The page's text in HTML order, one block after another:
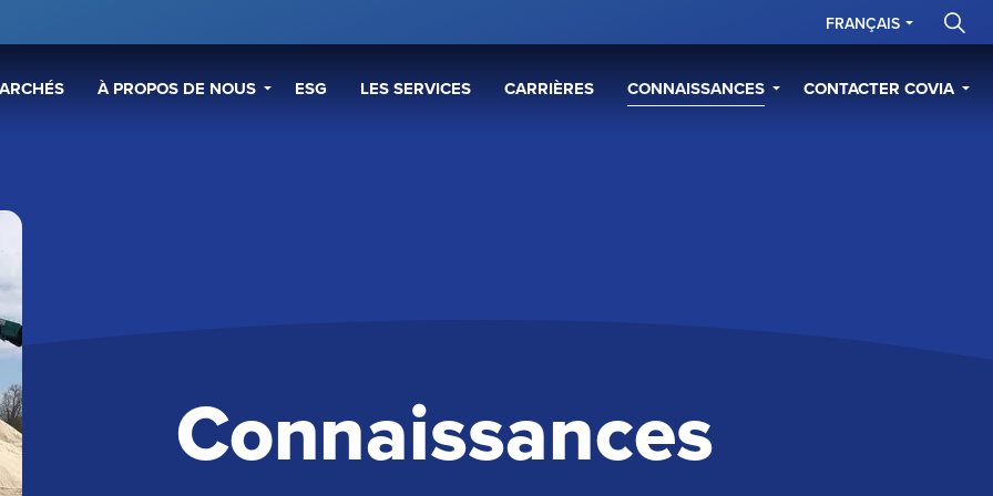
À PROPOS DE NOUS ESG LES SERVICES CARRIÈRES CONNAISSANCES CONTACTER COVIA
FRANÇAIS
Connaissances